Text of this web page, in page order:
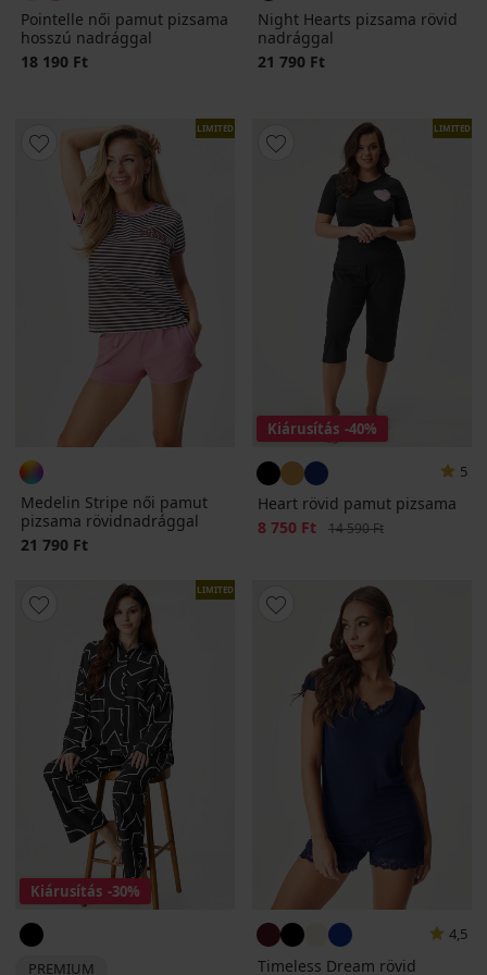
Pointelle női pamut pizsama
hosszú nadrággal
18 190 Ft
Night Hearts pizsama rövid
nadrággal
21 790 Ft
LIMITED
Medelin Stripe női pamut
pizsama rövidnadrággal
21 790 Ft
LIMITED
Kiárusítás -40%
5
Heart rövid pamut pizsama
Kedvezmény
8 750 Ft Eredeti ár
14 590 Ft
LIMITED
Kiárusítás -30%
PREMIUM
4,5
Timeless Dream rövid